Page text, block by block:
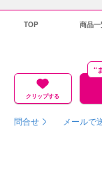
TOP 商品
クリップする
“
問合せ メールで